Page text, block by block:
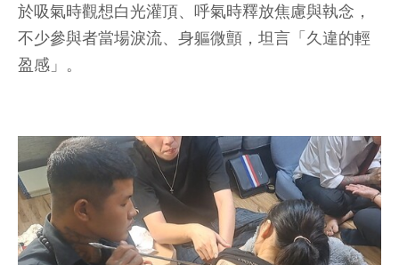
於吸氣時觀想白光灌頂、呼氣時釋放焦慮與執念，
不少參與者當場淚流、身軀微顫，坦言「久違的輕
盈感」。